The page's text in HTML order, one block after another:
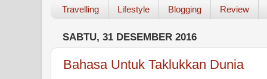
Travelling Lifestyle Blogging Review
SABTU, 31 DESEMBER 2016
Bahasa Untuk Taklukkan Dunia